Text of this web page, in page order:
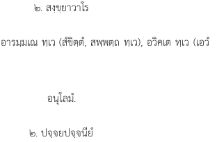
๒. สงฺขฺยาวาโร
อารมฺมเณ ทฺเว (สํขิตฺตํ, สพฺพตฺถ ทฺเว), อวิคเต ทฺเว (เอวํ
อนุโลมํ.
๒. ปจฺจยปจฺจนียํ